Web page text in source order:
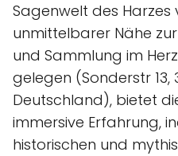
Sagenwelt des
unmittelbarer Nähe
und Sammlung im
gelegen (Sonderstr
Deutschland), bietet
immersive Erfahrung,
historischen und